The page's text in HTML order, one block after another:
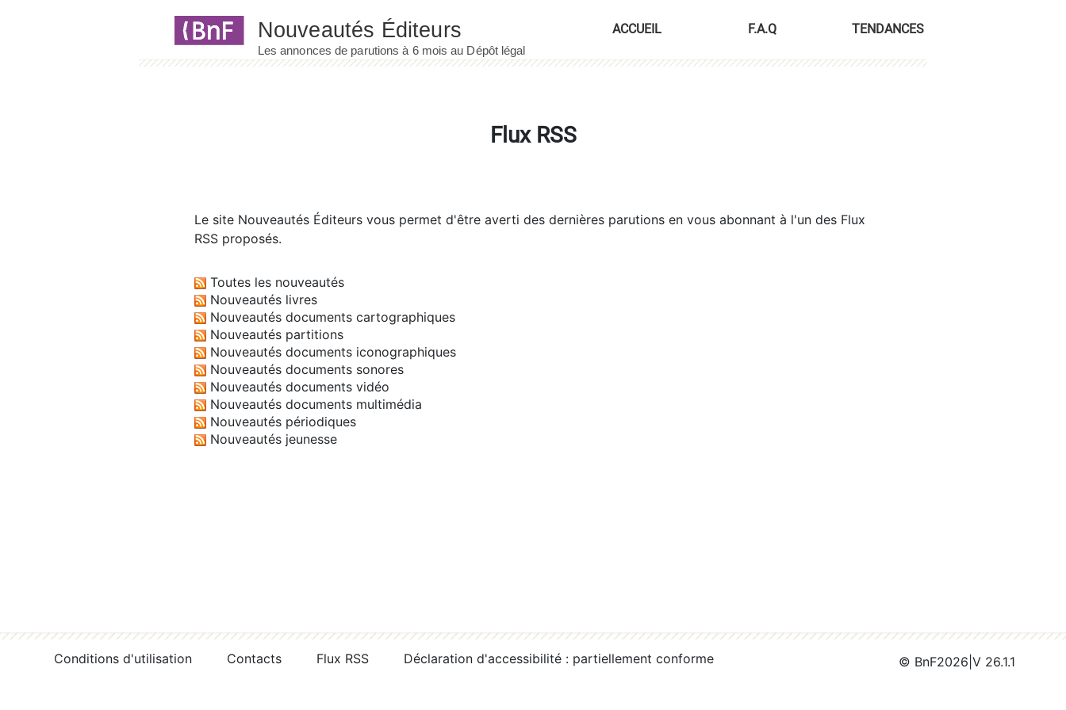
ACCUEIL F.A.Q TENDANCES
Flux RSS
Le site Nouveautés Éditeurs vous permet d'être averti des dernières parutions en vous abonnant à l'un des Flux
RSS proposés.
Toutes les nouveautés
Nouveautés livres
Nouveautés documents cartographiques
Nouveautés partitions
Nouveautés documents iconographiques
Nouveautés documents sonores
Nouveautés documents vidéo
Nouveautés documents multimédia
Nouveautés périodiques
Nouveautés jeunesse
Conditions d'utilisation Contacts Flux RSS Déclaration d'accessibilité : partiellement conforme © BnF2026 V 26.1.1